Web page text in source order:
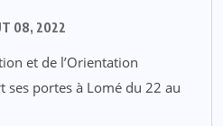
08, 2022
et de l’Orientation
ses portes à Lomé du 22 au